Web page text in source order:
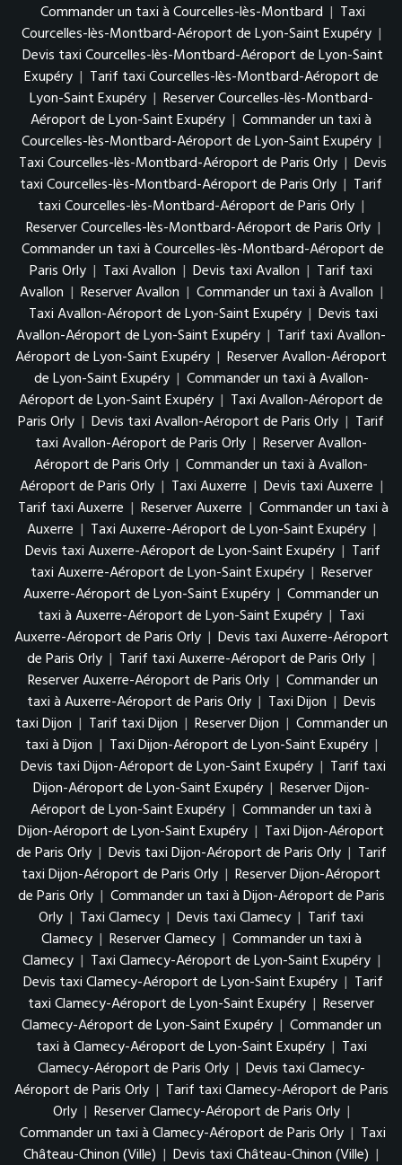
Commander un taxi à Courcelles-lès-Montbard | Taxi
Courcelles-lès-Montbard-Aéroport de Lyon-Saint Exupéry |
Devis taxi Courcelles-lès-Montbard-Aéroport de Lyon-Saint
Exupéry | Tarif taxi Courcelles-lès-Montbard-Aéroport de
Lyon-Saint Exupéry | Reserver Courcelles-lès-Montbard-
Aéroport de Lyon-Saint Exupéry | Commander un taxi à
Courcelles-lès-Montbard-Aéroport de Lyon-Saint Exupéry |
Taxi Courcelles-lès-Montbard-Aéroport de Paris Orly | Devis
taxi Courcelles-lès-Montbard-Aéroport de Paris Orly | Tarif
taxi Courcelles-lès-Montbard-Aéroport de Paris Orly |
Reserver Courcelles-lès-Montbard-Aéroport de Paris Orly |
Commander un taxi à Courcelles-lès-Montbard-Aéroport de
Paris Orly | Taxi Avallon | Devis taxi Avallon | Tarif taxi
Avallon | Reserver Avallon | Commander un taxi à Avallon |
Taxi Avallon-Aéroport de Lyon-Saint Exupéry | Devis taxi
Avallon-Aéroport de Lyon-Saint Exupéry | Tarif taxi Avallon-
Aéroport de Lyon-Saint Exupéry | Reserver Avallon-Aéroport
de Lyon-Saint Exupéry | Commander un taxi à Avallon-
Aéroport de Lyon-Saint Exupéry | Taxi Avallon-Aéroport de
Paris Orly | Devis taxi Avallon-Aéroport de Paris Orly | Tarif
taxi Avallon-Aéroport de Paris Orly | Reserver Avallon-
Aéroport de Paris Orly | Commander un taxi à Avallon-
Aéroport de Paris Orly | Taxi Auxerre | Devis taxi Auxerre |
Tarif taxi Auxerre | Reserver Auxerre | Commander un taxi à
Auxerre | Taxi Auxerre-Aéroport de Lyon-Saint Exupéry |
Devis taxi Auxerre-Aéroport de Lyon-Saint Exupéry | Tarif
taxi Auxerre-Aéroport de Lyon-Saint Exupéry | Reserver
Auxerre-Aéroport de Lyon-Saint Exupéry | Commander un
taxi à Auxerre-Aéroport de Lyon-Saint Exupéry | Taxi
Auxerre-Aéroport de Paris Orly | Devis taxi Auxerre-Aéroport
de Paris Orly | Tarif taxi Auxerre-Aéroport de Paris Orly |
Reserver Auxerre-Aéroport de Paris Orly | Commander un
taxi à Auxerre-Aéroport de Paris Orly | Taxi Dijon | Devis
taxi Dijon | Tarif taxi Dijon | Reserver Dijon | Commander un
taxi à Dijon | Taxi Dijon-Aéroport de Lyon-Saint Exupéry |
Devis taxi Dijon-Aéroport de Lyon-Saint Exupéry | Tarif taxi
Dijon-Aéroport de Lyon-Saint Exupéry | Reserver Dijon-
Aéroport de Lyon-Saint Exupéry | Commander un taxi à
Dijon-Aéroport de Lyon-Saint Exupéry | Taxi Dijon-Aéroport
de Paris Orly | Devis taxi Dijon-Aéroport de Paris Orly | Tarif
taxi Dijon-Aéroport de Paris Orly | Reserver Dijon-Aéroport
de Paris Orly | Commander un taxi à Dijon-Aéroport de Paris
Orly | Taxi Clamecy | Devis taxi Clamecy | Tarif taxi
Clamecy | Reserver Clamecy | Commander un taxi à
Clamecy | Taxi Clamecy-Aéroport de Lyon-Saint Exupéry |
Devis taxi Clamecy-Aéroport de Lyon-Saint Exupéry | Tarif
taxi Clamecy-Aéroport de Lyon-Saint Exupéry | Reserver
Clamecy-Aéroport de Lyon-Saint Exupéry | Commander un
taxi à Clamecy-Aéroport de Lyon-Saint Exupéry | Taxi
Clamecy-Aéroport de Paris Orly | Devis taxi Clamecy-
Aéroport de Paris Orly | Tarif taxi Clamecy-Aéroport de Paris
Orly | Reserver Clamecy-Aéroport de Paris Orly |
Commander un taxi à Clamecy-Aéroport de Paris Orly | Taxi
Château-Chinon (Ville) | Devis taxi Château-Chinon (Ville) |